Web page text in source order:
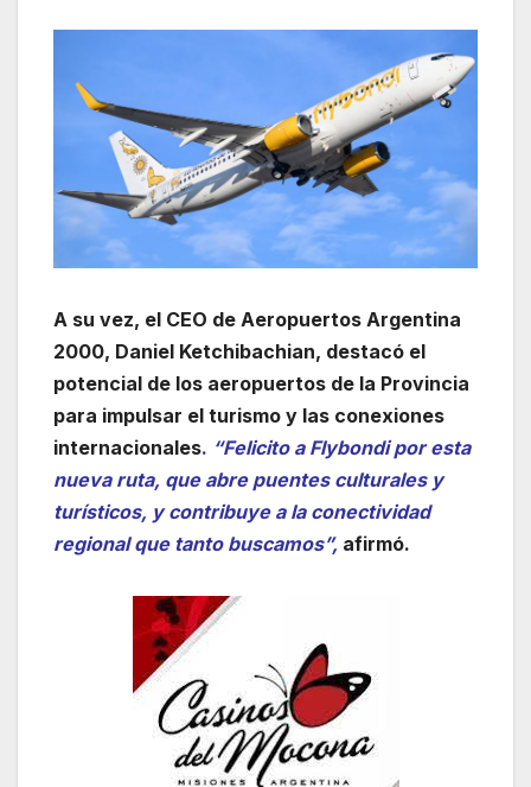
A su vez, el CEO de Aeropuertos Argentina
2000, Daniel Ketchibachian, destacó el
potencial de los aeropuertos de la Provincia
para impulsar el turismo y las conexiones
internacionales. “Felicito a Flybondi por esta
nueva ruta, que abre puentes culturales y
turísticos, y contribuye a la conectividad
regional que tanto buscamos”, afirmó.